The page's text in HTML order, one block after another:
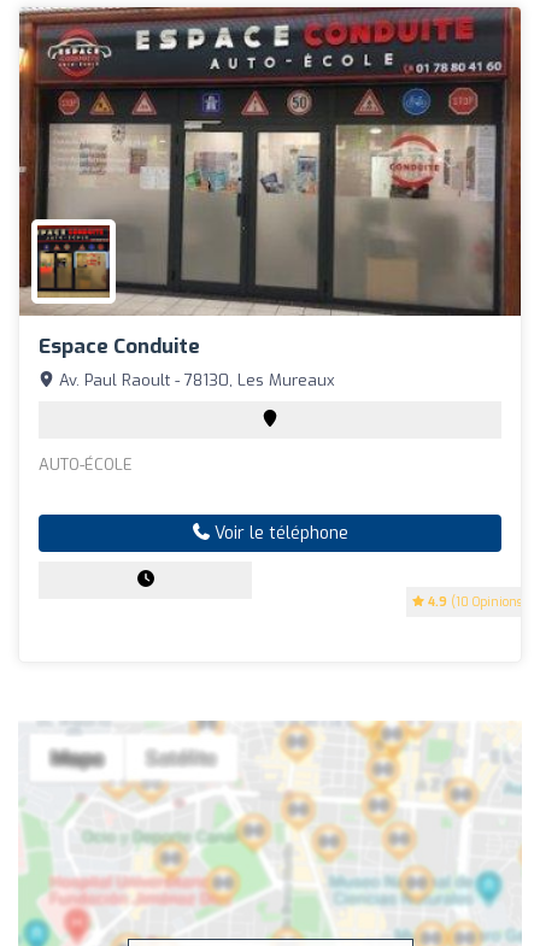
Espace Conduite
4.9 (10 Opinions)
Av. Paul Raoult - 78130, Les Mureaux
AUTO-ÉCOLE
Voir le téléphone